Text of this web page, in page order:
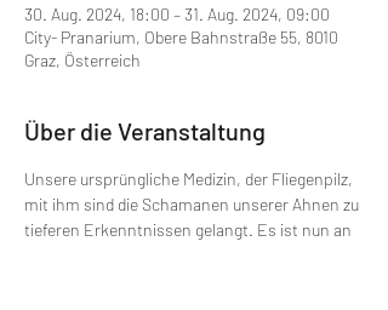
30. Aug. 2024, 18:00 – 31. Aug. 2024, 09:00
City- Pranarium, Obere Bahnstraße 55, 8010
Graz, Österreich
Über die Veranstaltung
Unsere ursprüngliche Medizin, der Fliegenpilz,
mit ihm sind die Schamanen unserer Ahnen zu
tieferen Erkenntnissen gelangt. Es ist nun an